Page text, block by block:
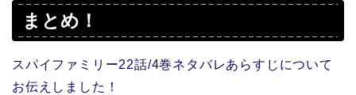
まとめ！
スパイファミリー22話/4巻ネタバレあらすじについて
お伝えしました！